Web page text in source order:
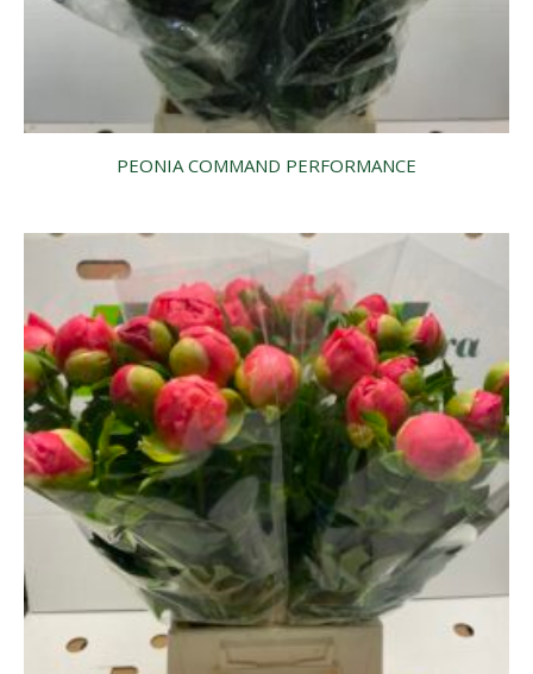
PEONIA COMMAND PERFORMANCE